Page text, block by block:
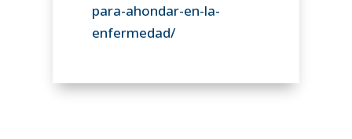
para-ahondar-en-la-
enfermedad/